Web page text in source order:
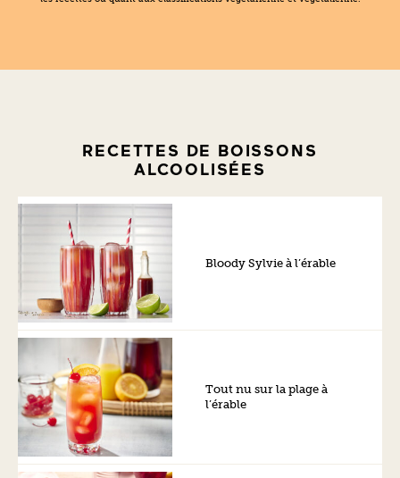
RECETTES DE BOISSONS
ALCOOLISÉES
Bloody Sylvie à l’érable
Tout nu sur la plage à
l’érable